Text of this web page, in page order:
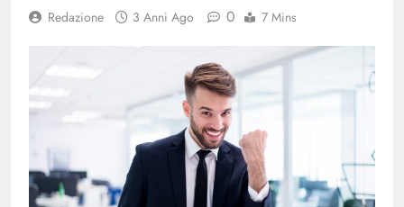
Redazione 3 Anni Ago 0 7 Mins